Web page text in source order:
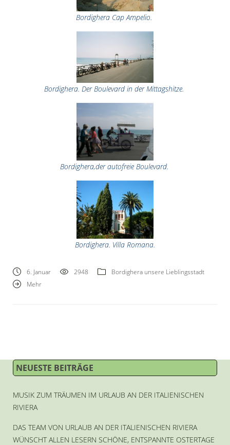
Bordighera Cap Ampelio.
Bordighera. Der Boulevard in der Mittagshitze.
Bordighera,der autofreie Boulevard.
Bordighera. Villa Romana.
6. Januar 2948
Bordighera unsere Lieblingsstadt
Mehr
NEUESTE BEITRÄGE
MUSIK ZUM TRÄUMEN IM URLAUB AN DER ITALIENISCHEN
RIVIERA
DAS TEAM VON URLAUB AN DER ITALIENISCHEN RIVIERA
WÜNSCHT ALLEN LESERN SCHÖNE, ENTSPANNTE OSTERTAGE